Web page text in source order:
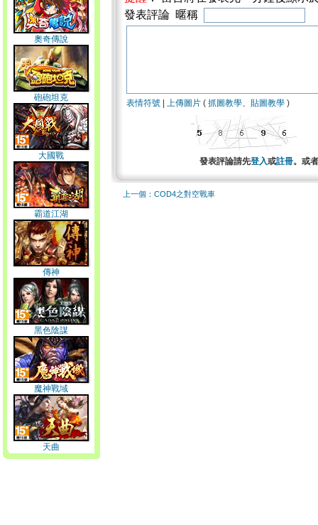
奧奇傳說
砲砲坦克
大國戰
霸道江湖
傳神
黑色陰謀
魔神戰域
天曲
發表評論 暱稱
表情符號 上傳圖片 ( 抓圖教學、 貼圖教學 )
發表評論請先登入或註冊。或
上一個：COD4之對空戰車